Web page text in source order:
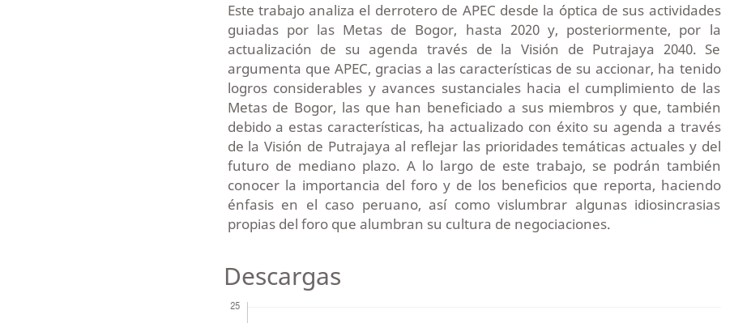
Este trabajo analiza el derrotero de APEC desde la óptica de sus actividades
guiadas por las Metas de Bogor, hasta 2020 y, posteriormente, por la
actualización de su agenda través de la Visión de Putrajaya 2040. Se
argumenta que APEC, gracias a las características de su accionar, ha tenido
logros considerables y avances sustanciales hacia el cumplimiento de las
Metas de Bogor, las que han beneficiado a sus miembros y que, también
debido a estas características, ha actualizado con éxito su agenda a través
de la Visión de Putrajaya al reflejar las prioridades temáticas actuales y del
futuro de mediano plazo. A lo largo de este trabajo, se podrán también
conocer la importancia del foro y de los beneficios que reporta, haciendo
énfasis en el caso peruano, así como vislumbrar algunas idiosincrasias
propias del foro que alumbran su cultura de negociaciones.
Descargas